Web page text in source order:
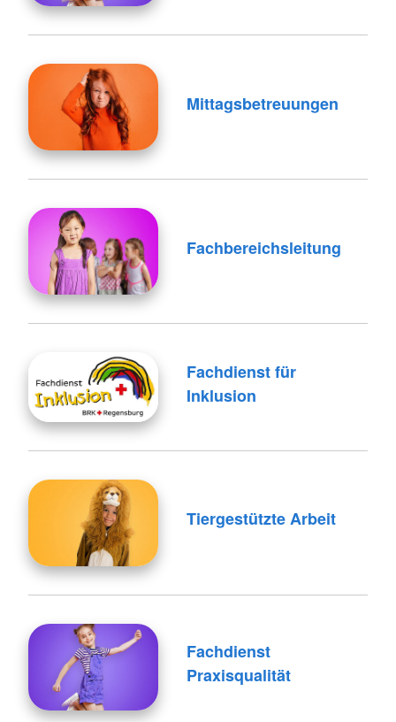
Mittagsbetreuungen
Fachbereichsleitung
Fachdienst für
Inklusion
Tiergestützte Arbeit
Fachdienst
Praxisqualität